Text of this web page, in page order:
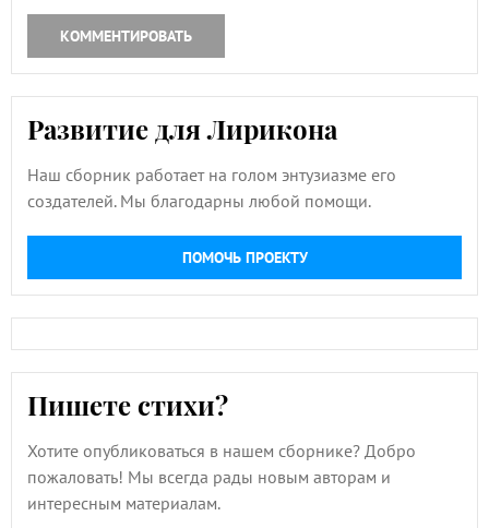
КОММЕНТИРОВАТЬ
Развитие для Лирикона
Наш сборник работает на голом энтузиазме его
создателей. Мы благодарны любой помощи.
ПОМОЧЬ ПРОЕКТУ
Пишете стихи?
Хотите опубликоваться в нашем сборнике? Добро
пожаловать! Мы всегда рады новым авторам и
интересным материалам.